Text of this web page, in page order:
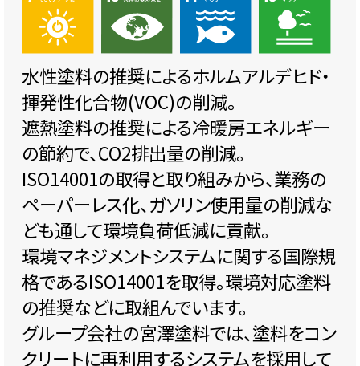
水性塗料の推奨によるホルムアルデヒド・
揮発性化合物(VOC)の削減。
遮熱塗料の推奨による冷暖房エネルギー
の節約で、CO2排出量の削減。
ISO14001の取得と取り組みから、業務の
ペーパーレス化、ガソリン使用量の削減な
ども通して環境負荷低減に貢献。
環境マネジメントシステムに関する国際規
格であるISO14001を取得。環境対応塗料
の推奨などに取組んでいます。
グループ会社の宮澤塗料では、塗料をコン
クリートに再利用するシステムを採用して